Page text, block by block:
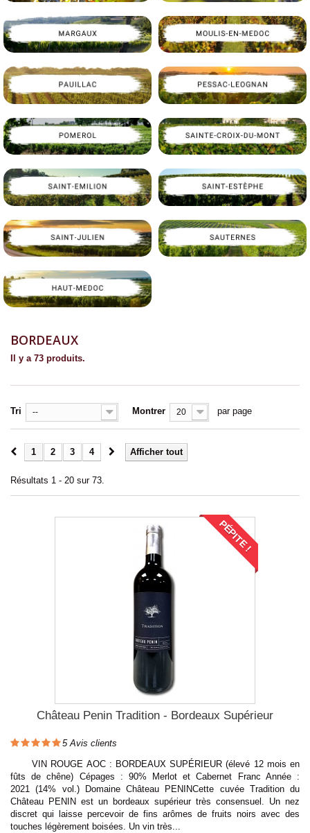
BORDEAUX
Il y a 73 produits.
Tri -- Montrer 20 par page
Afficher tout
1 2 3 4
Résultats 1 - 20 sur 73.
PÉPITE !
Château Penin Tradition - Bordeaux Supérieur
5Avis clients
VIN ROUGE AOC : BORDEAUX SUPÉRIEUR (élevé 12 mois en
fûts de chêne) Cépages : 90% Merlot et Cabernet Franc Année :
2021 (14% vol.) Domaine Château PENINCette cuvée Tradition du
Château PENIN est un bordeaux supérieur très consensuel. Un nez
discret qui laisse percevoir de fins arômes de fruits noirs avec des
touches légèrement boisées. Un vin très...